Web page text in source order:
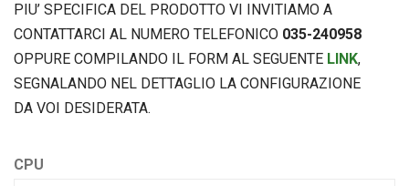
PIU’ SPECIFICA DEL PRODOTTO VI INVITIAMO A
CONTATTARCI AL NUMERO TELEFONICO 035-240958
OPPURE COMPILANDO IL FORM AL SEGUENTE LINK,
SEGNALANDO NEL DETTAGLIO LA CONFIGURAZIONE
DA VOI DESIDERATA.
CPU